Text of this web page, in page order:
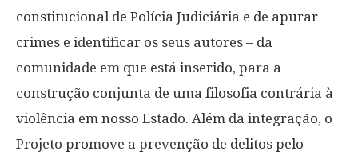
constitucional de Polícia Judiciária e de apurar
crimes e identificar os seus autores – da
comunidade em que está inserido, para a
construção conjunta de uma filosofia contrária à
violência em nosso Estado. Além da integração, o
Projeto promove a prevenção de delitos pelo